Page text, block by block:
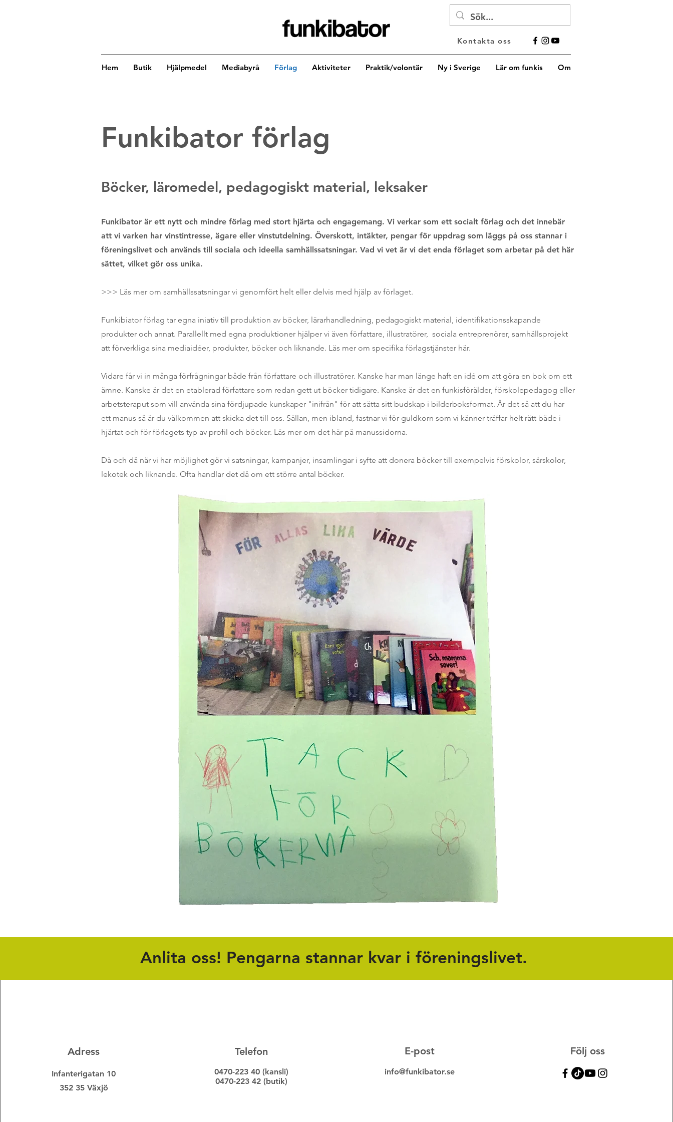
Kontakta oss
Hem Butik Hjälpmedel Mediabyrå Förlag Aktiviteter Praktik/volontär Ny i Sverige Lär om funkis Om
Funkibator förlag
Böcker, läromedel, pedagogiskt material, leksaker
Funkibator är ett nytt och mindre förlag med stort hjärta och engagemang. Vi verkar som ett socialt förlag och det innebär
att vi varken har vinstintresse, ägare eller vinstutdelning. Överskott, intäkter, pengar för uppdrag som läggs på oss stannar i
föreningslivet och används till sociala och ideella samhällssatsningar. Vad vi vet är vi det enda förlaget som arbetar på det här
sättet, vilket gör oss unika.
>>> Läs mer om samhällssatsningar vi genomfört helt eller delvis med hjälp av förlaget.
Funkibiator förlag tar egna iniativ till produktion av böcker, lärarhandledning, pedagogiskt material, identifikationsskapande
produkter och annat. Parallellt med egna produktioner hjälper vi även författare, illustratörer, sociala entreprenörer, samhällsprojekt
att förverkliga sina mediaidéer, produkter, böcker och liknande. Läs mer om specifika förlagstjänster här.
Vidare får vi in många förfrågningar både från författare och illustratörer. Kanske har man länge haft en idé om att göra en bok om ett
ämne. Kanske är det en etablerad författare som redan gett ut böcker tidigare. Kanske är det en funkisförälder, förskolepedagog eller
arbetsteraput som vill använda sina fördjupade kunskaper "inifrån" för att sätta sitt budskap i bilderboksformat. Är det så att du har
ett manus så är du välkommen att skicka det till oss. Sällan, men ibland, fastnar vi för guldkorn som vi känner träffar helt rätt både i
hjärtat och för förlagets typ av profil och böcker. Läs mer om det här på manussidorna.
Då och då när vi har möjlighet gör vi satsningar, kampanjer, insamlingar i syfte att donera böcker till exempelvis förskolor, särskolor,
lekotek och liknande. Ofta handlar det då om ett större antal böcker.
Anlita oss! Pengarna stannar kvar i föreningslivet.
Adress
Infanterigatan 10
352 35 Växjö
Telefon
0470-223 40 (kansli)
0470-223 42 (butik)
E-post
info@funkibator.se
Följ oss